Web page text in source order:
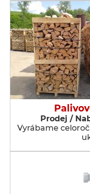
Prodej /
Vyrábame